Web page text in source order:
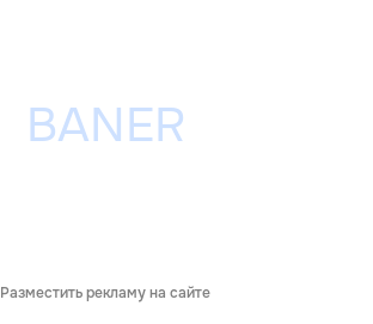
Разместить рекламу на сайте